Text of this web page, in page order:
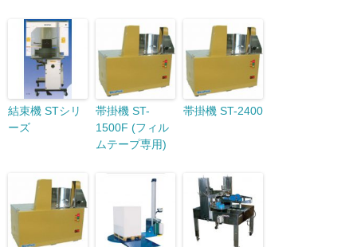
結束機 STシリ
ーズ
帯掛機 ST-
1500F (フィル
ムテープ専用)
帯掛機 ST-2400